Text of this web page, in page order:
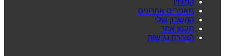
מאמרים אחרונים
החשבון שלי
תקנון אתר
הצהרת נגישות